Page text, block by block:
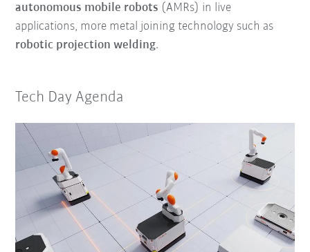
autonomous mobile robots (AMRs) in live
applications, more metal joining technology such as
robotic projection welding.
Tech Day Agenda